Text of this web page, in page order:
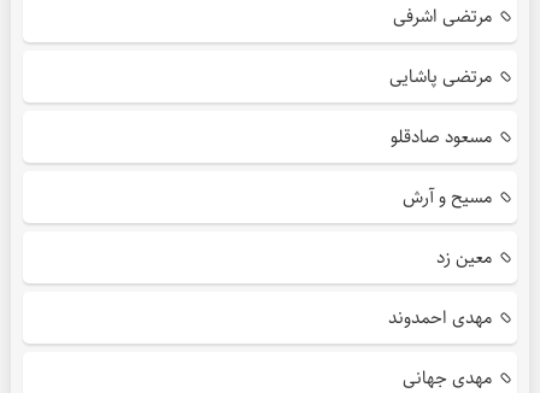
مرتضی اشرفی
مرتضی پاشایی
مسعود صادقلو
مسیح و آرش
معین زد
مهدی احمدوند
مهدی جهانی